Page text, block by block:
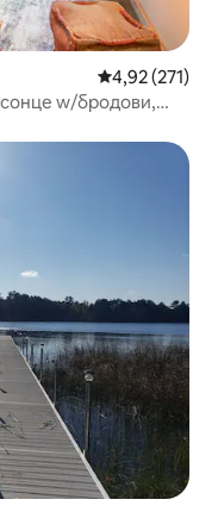
Просечна
4,92 (271)
w/бродови,